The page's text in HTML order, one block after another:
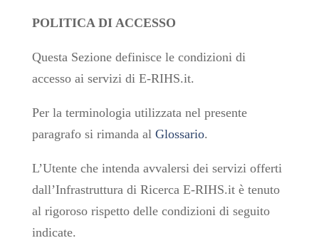
POLITICA DI ACCESSO
Questa Sezione definisce le condizioni di
accesso ai servizi di E-RIHS.it.
Per la terminologia utilizzata nel presente
paragrafo si rimanda al Glossario.
L’Utente che intenda avvalersi dei servizi offerti
dall’Infrastruttura di Ricerca E-RIHS.it è tenuto
al rigoroso rispetto delle condizioni di seguito
indicate.